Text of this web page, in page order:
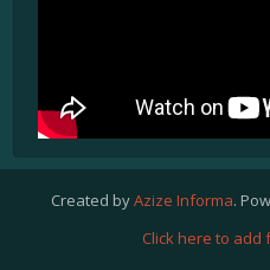
Created byAzize Informa.
Click here to